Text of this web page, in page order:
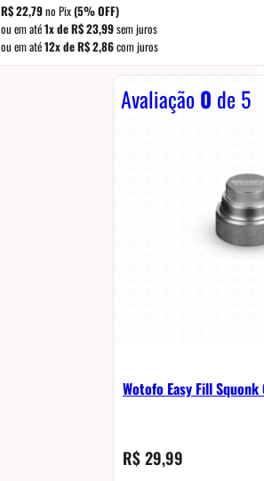
R$22,79no Pix(5% OFF)
ou em até1x deR$23,99sem juros
ou em até12x deR$2,86com juros
Avaliação0 de 5
Wotofo Easy Fill
R$29,99